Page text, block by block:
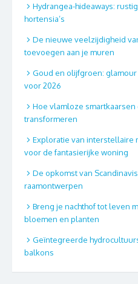
Hydrangea-hideaways:
hortensia’s
De nieuwe veelzijdigheid
toevoegen aan je muren
Goud en olijfgroen:
voor 2026
Hoe vlamloze smartkaarsen
transformeren
Exploratie van interstellaire
voor de fantasierijke woning
De opkomst van
raamontwerpen
Breng je nachthof tot leven
bloemen en planten
Geïntegreerde
balkons